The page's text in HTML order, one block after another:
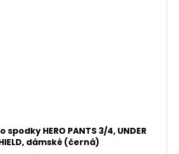
HERO PANTS 3/4, UNDER
dámské (černá)